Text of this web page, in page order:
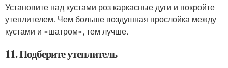
Установите над кустами роз каркасные дуги и покройте
утеплителем. Чем больше воздушная прослойка между
кустами и «шатром», тем лучше.
11. Подберите утеплитель